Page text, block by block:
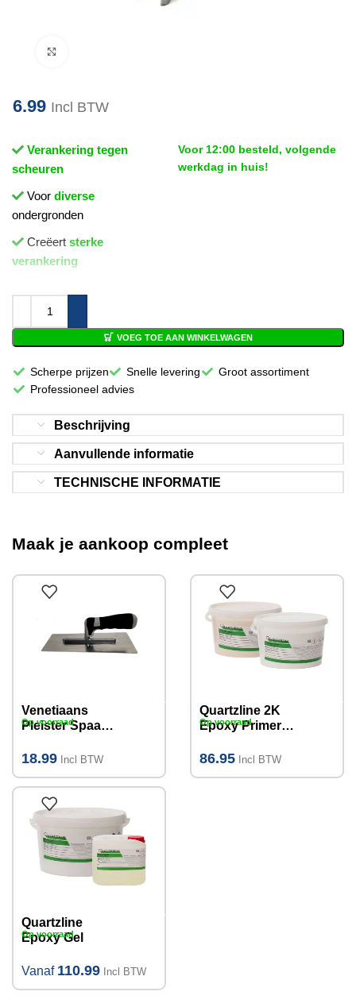
6.99 Incl BTW
Verankering tegen
scheuren
Voor diverse
ondergronden
Creëert sterke
verankering
Voor 12:00 besteld, volgende
werkdag in huis!
VOEG TOE AAN WINKELWAGEN
Scherpe prijzen Snelle levering
Groot assortiment
Professioneel advies
Beschrijving
Aanvullende informatie
TECHNISCHE INFORMATIE
Maak je aankoop compleet
Venetiaans
Pleister Spaan
240x115mm
18.99 Incl BTW
Op voorraad
Quartzline 2K
Epoxy Primer
86.95 Incl BTW
Op voorraad
Quartzline
Epoxy Gel
Vanaf110.99 Incl BTW
Op voorraad